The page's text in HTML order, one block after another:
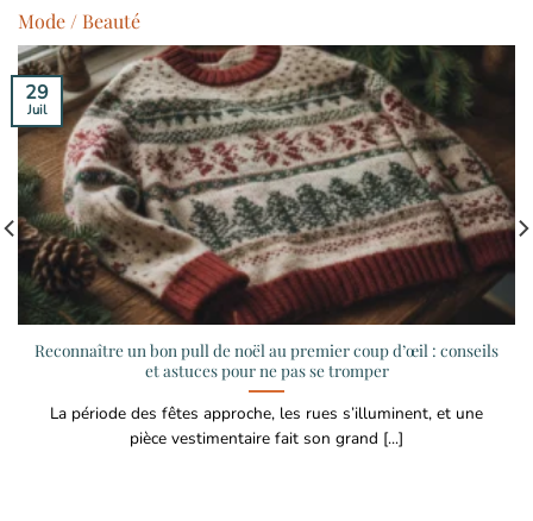
Mode / Beauté
Reconnaître un bon pull de noël au premier coup d’œil : conseils
et astuces pour ne pas se tromper
La période des fêtes approche, les rues s’illuminent, et une
pièce vestimentaire fait son grand [...]
29
Juil